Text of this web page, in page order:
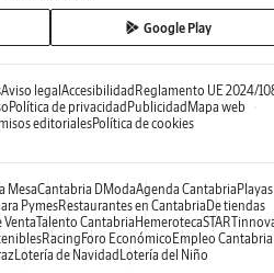
Google Play
Aviso legal Accesibilidad Reglamento UE 2024/
Política de privacidad Publicidad Mapa web
editorialesPolítica de cookies
MesaCantabria DModaAgenda Cantabria Playas
PymesRestaurantes en Cantabria De tiendas
VentaTalento Cantabria Hemeroteca
Racing Foro Económico Empleo Cantabria
Lotería de Navidad Lotería del Niño